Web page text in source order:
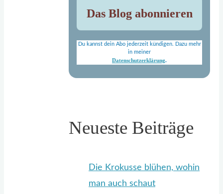
Du kannst dein Abo jederzeit kündigen. Dazu mehr
in meiner
Datenschutzerklärung.
Neueste Beiträge
Die Krokusse blühen, wohin
man auch schaut